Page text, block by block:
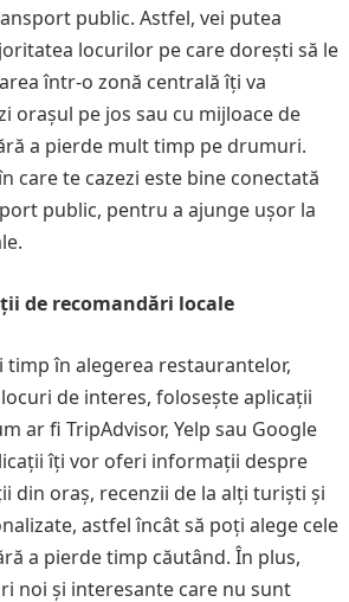
public. Astfel, vei putea
locurilor pe care dorești să le
într-o zonă centrală îți va
orașul pe jos sau cu mijloace de
a pierde mult timp pe drumuri.
care te cazezi este bine conectată
public, pentru a ajunge ușor la
de recomandări locale
timp în alegerea restaurantelor,
de interes, folosește aplicații
ar fi TripAdvisor, Yelp sau Google
îți vor oferi informații despre
din oraș, recenzii de la alți turiști și
astfel încât să poți alege cele
a pierde timp căutând. În plus,
noi și interesante care nu sunt